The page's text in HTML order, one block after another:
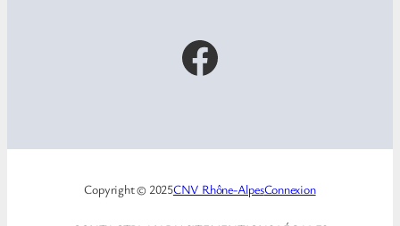
Facebook
Copyright © 2025CNV Rhône-AlpesConnexion